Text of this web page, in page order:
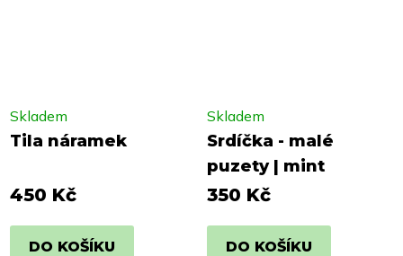
Tila náramek
Skladem
450 Kč
DO KOŠÍKU
Srdíčka - malé
puzety | mint
Skladem
350 Kč
DO KOŠÍKU